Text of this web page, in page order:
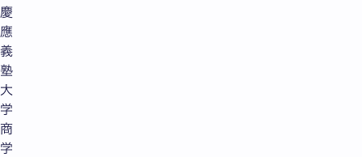
慶
應
義
塾
大
学
商
学